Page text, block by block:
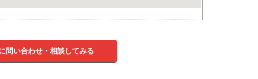
問い合わせ・相談してみる